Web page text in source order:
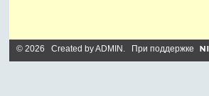
© 2026 Created byADMIN . При поддержке